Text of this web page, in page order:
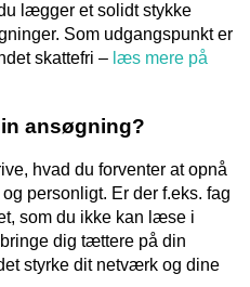
lægger et solidt stykke
Som udgangspunkt er
skattefri – læs mere på
ansøgning?
hvad du forventer at opnå
personligt. Er der f.eks. fag
som du ikke kan læse i
dig tættere på din
styrke dit netværk og dine